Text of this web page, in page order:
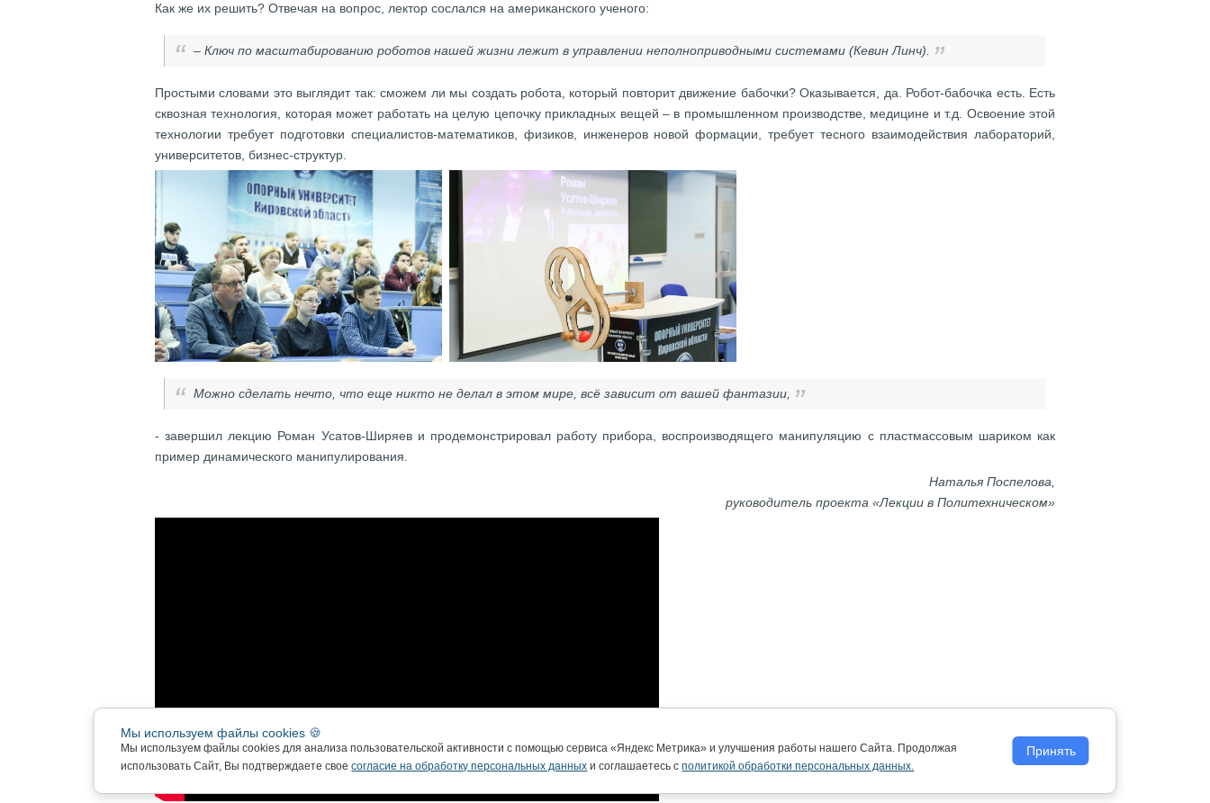
Как же их решить? Отвечая на вопрос, лектор сослался на американского ученого:
– Ключ по масштабированию роботов нашей жизни лежит в управлении неполноприводными системами (Кевин Линч).
Простыми словами это выглядит так: сможем ли мы создать робота, который повторит движение бабочки? Оказывается, да. Робот-бабочка есть. Есть
сквозная технология, которая может работать на целую цепочку прикладных вещей – в промышленном производстве, медицине и т.д. Освоение этой
технологии требует подготовки специалистов-математиков, физиков, инженеров новой формации, требует тесного взаимодействия лабораторий,
университетов, бизнес-структур.
Можно сделать нечто, что еще никто не делал в этом мире, всё зависит от вашей фантазии,
- завершил лекцию Роман Усатов-Ширяев и продемонстрировал работу прибора, воспроизводящего манипуляцию с пластмассовым шариком как
пример динамического манипулирования.
Наталья Поспелова,
руководитель проекта «Лекции в Политехническом»
Мы используем файлы cookies 🍪
Мы используем файлы cookies для анализа пользовательской активности с помощью сервиса «Яндекс Метрика» и улучшения работы нашего Сайта. Продолжая
использовать Сайт, Вы подтверждаете своесогласие на обработку персональных данных и соглашаетесь сполитикой обработки персональных данных.
Принять